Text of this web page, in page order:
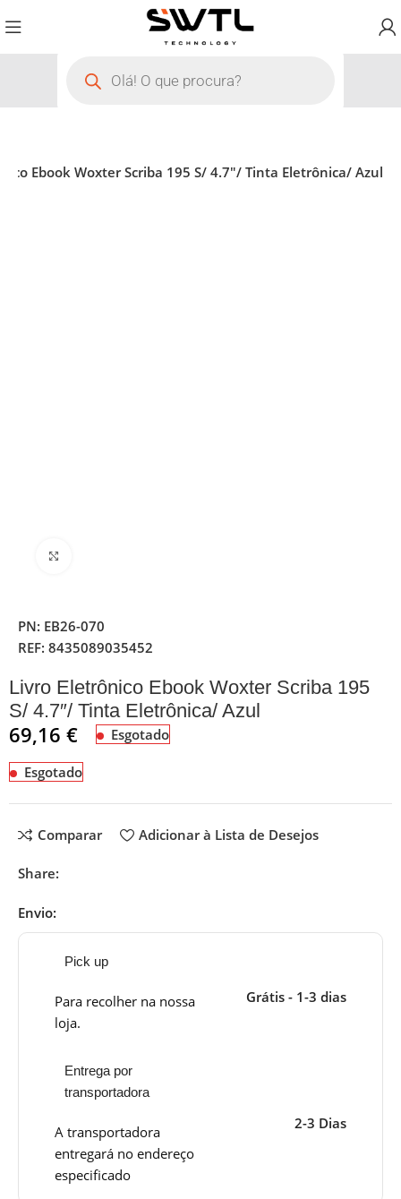
Ebook Woxter Scriba 195 S/ 4.7″/ Tinta Eletrônica/ Azul
PN: EB26-070
REF:8435089035452
Livro Eletrônico Ebook Woxter Scriba 195
S/ 4.7″/ Tinta Eletrônica/ Azul
69,16€ Esgotado
Esgotado
Comparar Adicionar à Lista de Desejos
Share:
Envio:
Pick up
Para recolher na nossa
loja.
Grátis - 1-3 dias
Entrega por
transportadora
A transportadora
entregará no endereço
especificado
2-3 Dias